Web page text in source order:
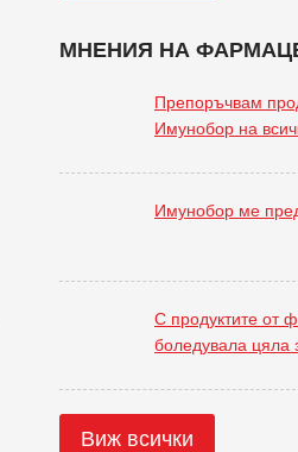
МНЕНИЯ НА
Препоръчвам
Имунобор на
Имунобор ме
С продуктите от
боледувала цяла
Виж всички